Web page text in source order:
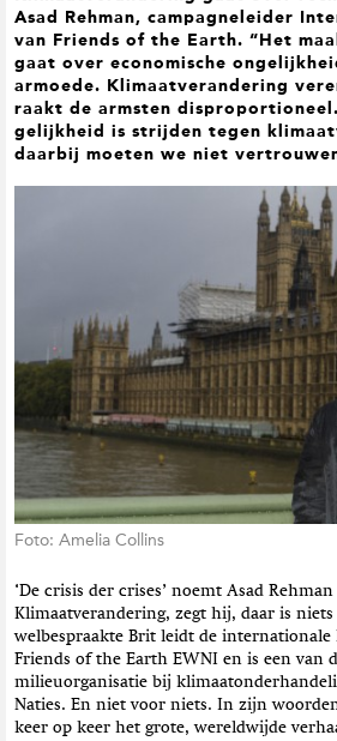
o
f
d
n
a
v
i
d
i
n
h
o
u
d
e
t
t
e
k
s
t
Asad Rehman, campagneleider
van Friends of the Earth. “Het
gaat over economische
armoede. Klimaatverandering
raakt de armsten
gelijkheid is strijden tegen
daarbij moeten we niet
Foto: Amelia Collins
‘De crisis der crises’ noemt Asad
Klimaatverandering, zegt hij, daar is niets
welbespraakte Brit leidt de internationale
Friends of the Earth EWNI en is een van
milieuorganisatie bij
Naties. En niet voor niets. In zijn
keer op keer het grote, wereldwijde